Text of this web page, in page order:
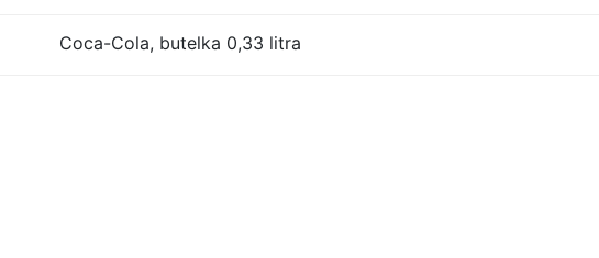
Coca-Cola, butelka 0,33 litra